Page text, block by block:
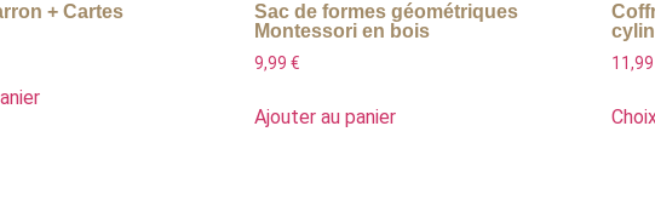
+ Cartes
Sac de formes géométriques
Montessori en bois
9,99€
Ajouter au panier